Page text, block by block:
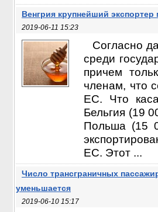
Венгрия крупнейший
2019-06-11 15:23
Согласно
среди
причем
членам, что
ЕС. Что
Бельгия (19
Польша (15
ЕС. Этот ...
Число трансграничных
уменьшается
2019-06-10 15:17